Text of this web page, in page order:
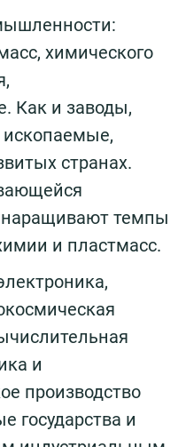
химического
Как и заводы,
странах.
темпы
и пластмасс.
и
производство
государства и